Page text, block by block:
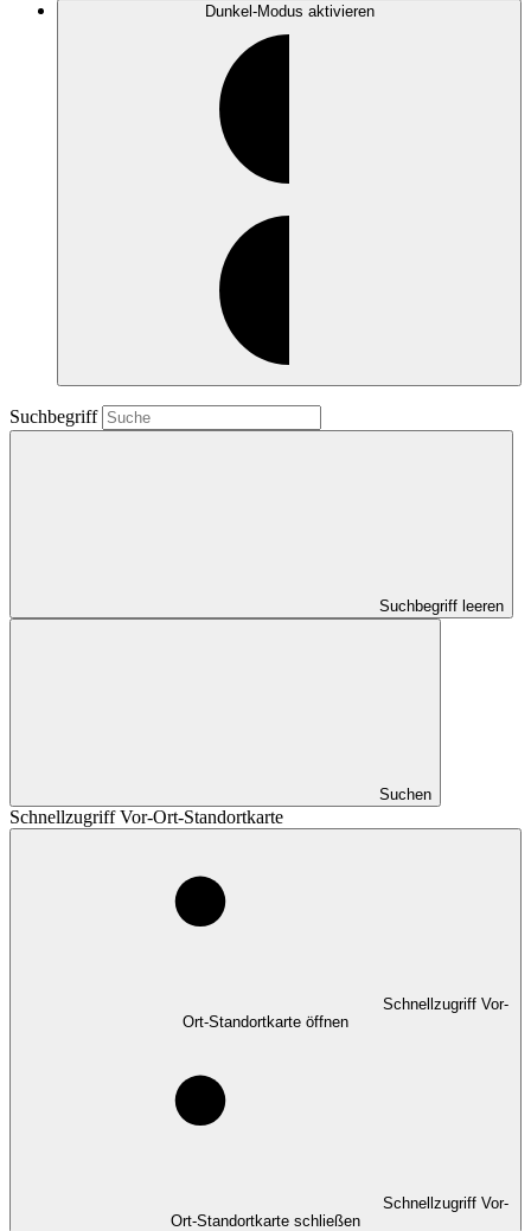
Dunkel-Modus aktivieren
Suchbegriff
Suchbegriff leeren
Suchen
Schnellzugriff Vor-Ort-Standortkarte
Schnellzugriff Vor-
Ort-Standortkarte öffnen
Schnellzugriff Vor-
Ort-Standortkarte schließen